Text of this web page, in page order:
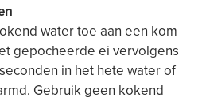
water toe aan een kom
gepocheerde ei vervolgens
in het hete water of
Gebruik geen kokend